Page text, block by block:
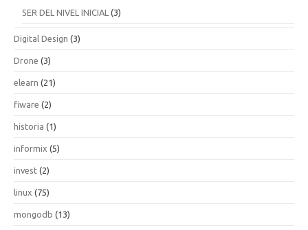
SER DEL NIVEL INICIAL (3)
Digital Design (3)
Drone (3)
elearn (21)
fiware (2)
historia (1)
informix (5)
invest (2)
linux (75)
mongodb (13)